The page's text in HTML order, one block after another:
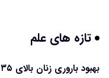
تازه های علم
بهبود باروری زنان بالای ۳۵ سال به کمک «مکمل‌های باکتریایی»